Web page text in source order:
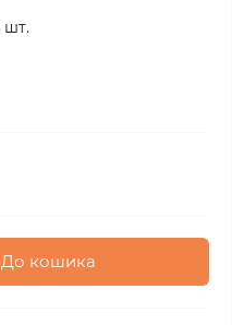
шт.
До кошика